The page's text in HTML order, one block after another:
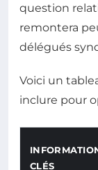
question
remontera
délégués
Voici un
inclure pour
CLÉS